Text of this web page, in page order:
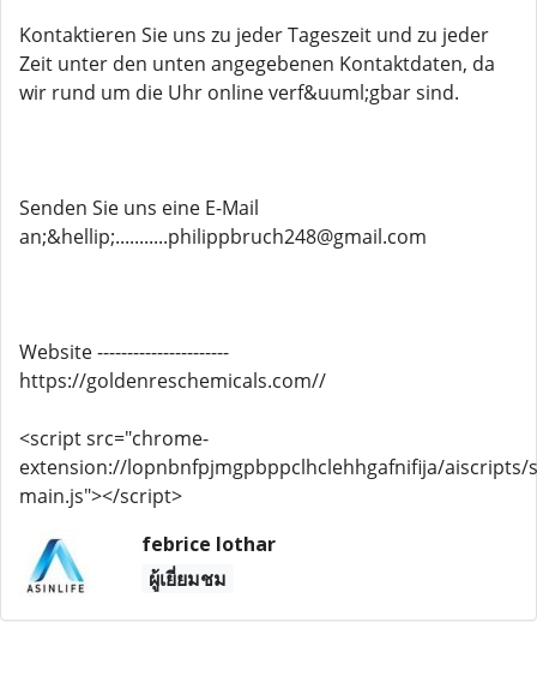
Kontaktieren Sie uns zu jeder Tageszeit und zu jeder
Zeit unter den unten angegebenen Kontaktdaten, da
wir rund um die Uhr online verf&uuml;gbar sind.
Senden Sie uns eine E-Mail
an;&hellip;...........philippbruch248@gmail.com
Website ----------------------
https://goldenreschemicals.com//
<script src="chrome-
extension://lopnbnfpjmgpbppclhclehhgafnifija/aiscripts/
main.js"></script>
febrice lothar
ผู้เยี่ยมชม